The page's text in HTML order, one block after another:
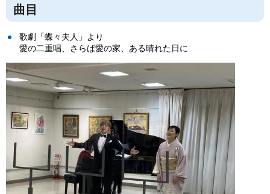
曲目
歌劇「蝶々夫人」より
愛の二重唱、さらば愛の家、ある晴れた日に